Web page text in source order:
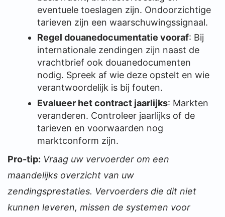
eventuele toeslagen zijn. Ondoorzichtige
tarieven zijn een waarschuwingssignaal.
Regel douanedocumentatie vooraf: Bij
internationale zendingen zijn naast de
vrachtbrief ook douanedocumenten
nodig. Spreek af wie deze opstelt en wie
verantwoordelijk is bij fouten.
Evalueer het contract jaarlijks: Markten
veranderen. Controleer jaarlijks of de
tarieven en voorwaarden nog
marktconform zijn.
Pro-tip: Vraag uw vervoerder om een
maandelijks overzicht van uw
zendingsprestaties. Vervoerders die dit niet
kunnen leveren, missen de systemen voor